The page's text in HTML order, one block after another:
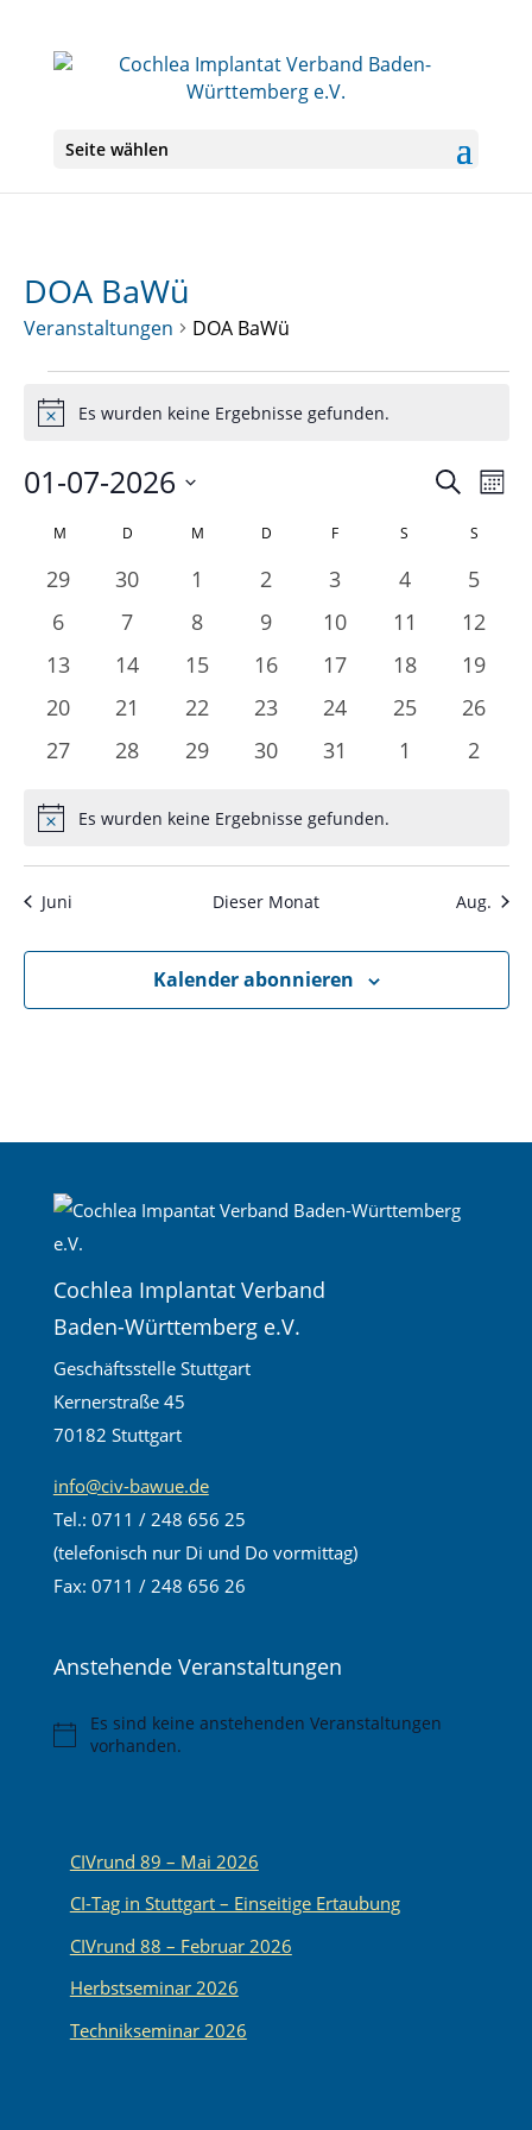
Seite wählen
DOA BaWü
Veranstaltungen DOA BaWü
HinweisEs wurden keine Ergebnisse gefunden.
und
Suche
01-07-2026
Kalender
von
Veranstaltungen
M MONTAGD DIENSTAG
M MITTWOCH
D DONNERSTAG
F S SAMSTAG
S
0
Veranstaltungen
29
0
Veranstaltungen
30
0
Veranstaltungen
1
0
Veranstaltungen
2
0
Veranstaltungen
3
0
4
0
5
0
Veranstaltungen
6
0
Veranstaltungen
7
0
Veranstaltungen
8
0
Veranstaltungen
9
0
Veranstaltungen
10
0
11
0
12
0
Veranstaltungen
13
0
Veranstaltungen
14
0
Veranstaltungen
15
0
Veranstaltungen
16
0
Veranstaltungen
17
0
18
0
19
0
Veranstaltungen
20
0
Veranstaltungen
21
0
Veranstaltungen
22
0
Veranstaltungen
23
0
Veranstaltungen
24
0
25
0
26
0
27
0
28
0
29
0
30
0
31
0
1
0
2
HinweisEs wurden keine Ergebnisse gefunden.
Juni Dieser Monat Aug.
Kalender abonnieren
Cochlea Implantat Verband
Baden-Württemberg e.V.
Geschäftsstelle Stuttgart
Kernerstraße 45
70182 Stuttgart
info@civ-bawue.de
Tel.: 0711 / 248 656 25
(telefonisch nur Di und Do vormittag)
Fax: 0711 / 248 656 26
Anstehende Veranstaltungen
Hinweis
Es sind keine anstehenden Veranstaltungen
vorhanden.
CIVrund 89 – Mai 2026
CI-Tag in Stuttgart – Einseitige Ertaubung
CIVrund 88 – Februar 2026
Herbstseminar 2026
Technikseminar 2026